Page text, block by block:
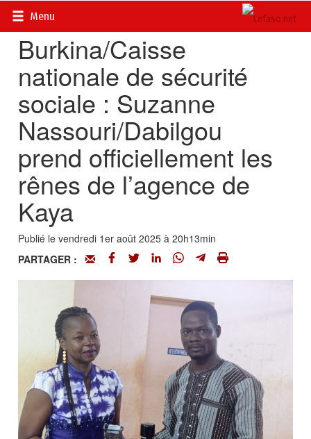
Menu
Accueil>
Burkina/Caisse
nationale de sécurité
sociale : Suzanne
Nassouri/Dabilgou
prend officiellement les
rênes de l’agence de
Kaya
Publié le vendredi 1er août 2025 à 20h13min
PARTAGER :